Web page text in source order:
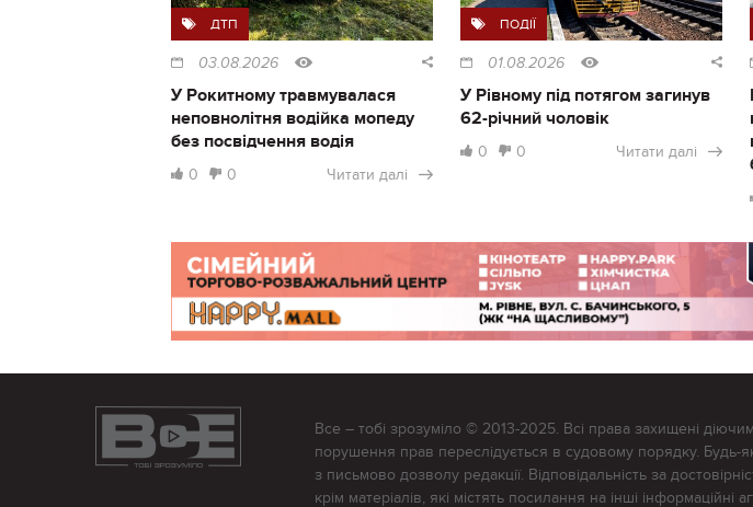
ДТП
03.08.2026
У Рокитному травмувалася
неповнолітня водійка мопеду
без посвідчення водія
0 0 Читати далі
ПОДІЇ
01.08.2026
У Рівному під потягом загинув
62-річний чоловік
0 0 Читати далі
Все – тобі зрозуміло © 2013-2025. Всі права захищені
порушення прав переслідується в судовому порядку. Будь-
з письмово дозволу редакції. Відповідальність за
крім матеріалів, які містять посилання на інші інформаційні